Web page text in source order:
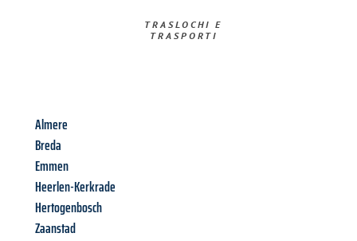
TRASLOCHI E
TRASPORTI​
Almere
Breda
Emmen
Heerlen-Kerkrade
Hertogenbosch
Zaanstad